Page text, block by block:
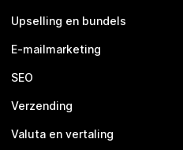
Upselling en bundels
E-mailmarketing
SEO
Verzending
Valuta en vertaling